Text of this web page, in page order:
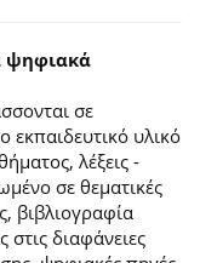
ψηφιακά
σε
εκπαιδευτικό υλικό
λέξεις -
σε θεματικές
βιβλιογραφία
διαφάνειες